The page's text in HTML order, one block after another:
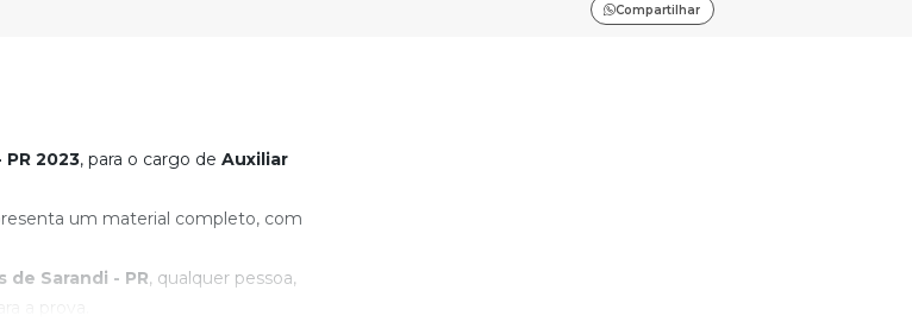
Compartilhar
2023, para o cargo de Auxiliar
um material completo, com
de Sarandi - PR, qualquer pessoa,
a prova.